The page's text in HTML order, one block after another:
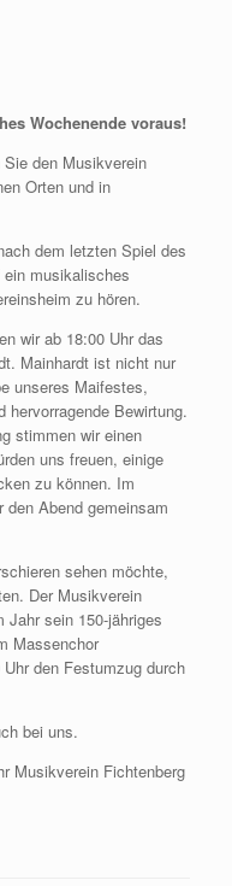
Wochenende voraus!
den Musikverein
Orten und in
dem letzten Spiel des
musikalisches
zu hören.
wir ab 18:00 Uhr das
Mainhardt ist nicht nur
unseres Maifestes,
hervorragende Bewirtung.
stimmen wir einen
uns freuen, einige
zu können. Im
Abend gemeinsam
sehen möchte,
Der Musikverein
Jahr sein 150-jähriges
Massenchor
den Festumzug durch
bei uns.
Musikverein Fichtenberg